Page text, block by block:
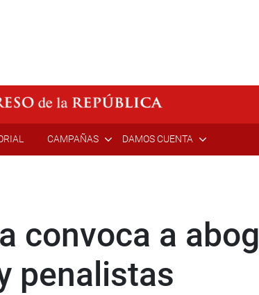
CAMPAÑAS DAMOS CUENTA
convoca a
penalistas